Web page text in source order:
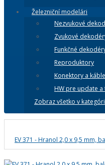
Železniční modelári
Nezvukové
Zvukové
Funkčné
Reproduktory
Konektory a káble
HW pre update
Zobraz všetko v
EV 371 - Hranol 2,0 x 9,5 mm,